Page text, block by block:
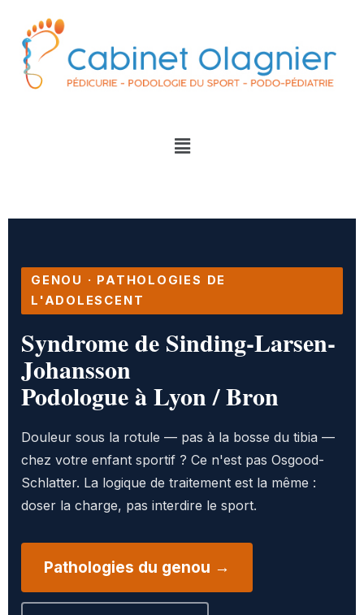
GENOU · PATHOLOGIES DE
L'ADOLESCENT
Syndrome de Sinding-Larsen-
Johansson
Podologue à Lyon / Bron
Douleur sous la rotule — pas à la bosse du tibia —
chez votre enfant sportif ? Ce n'est pas Osgood-
Schlatter. La logique de traitement est la même :
doser la charge, pas interdire le sport.
Pathologies du genou →